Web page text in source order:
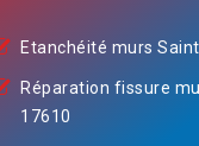
Etanchéité murs
Réparation fissure
17610